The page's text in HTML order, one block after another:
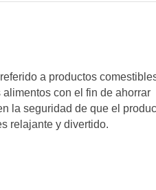
a productos
con el fin de ahorrar
la seguridad de que el
relajante y divertido.